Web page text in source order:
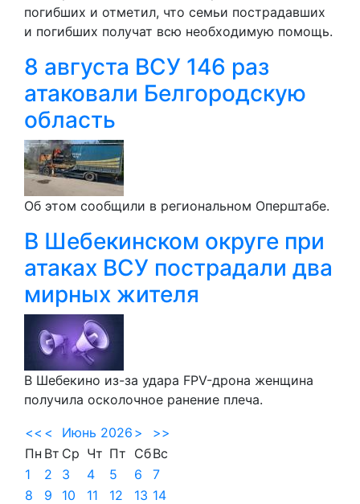
погибших и отметил, что семьи пострадавших
и погибших получат всю необходимую помощь.
8 августа ВСУ 146 раз
атаковали Белгородскую
область
Об этом сообщили в региональном Оперштабе.
В Шебекинском округе при
атаках ВСУ пострадали два
мирных жителя
В Шебекино из-за удара FPV-дрона женщина
получила осколочное ранение плеча.
<< < Июнь 2026 >
>>
Пн Вт Ср Чт Пт СбВс
1
2 3 4 5 6
7
8
9 10 11 12 13 14